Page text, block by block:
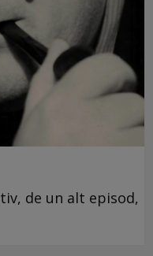
de un alt episod,